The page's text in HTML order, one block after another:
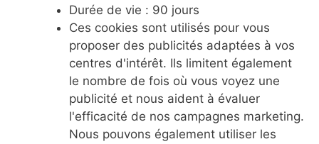
Durée de vie : 90 jours
Ces cookies sont utilisés pour vous
proposer des publicités adaptées à vos
centres d'intérêt. Ils limitent également
le nombre de fois où vous voyez une
publicité et nous aident à évaluer
l'efficacité de nos campagnes marketing.
Nous pouvons également utiliser les